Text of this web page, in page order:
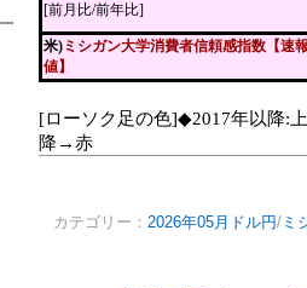
[前月比/前年比]
米) ミシガン大学消費者信頼感指数【速
値】
[ローソク足の色]◆2017年以降
降→赤
カテゴリー： 2026年05月ドル円/ ミ